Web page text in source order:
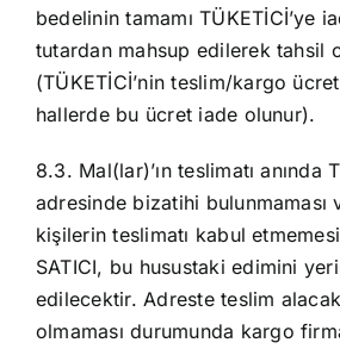
bedelinin tamamı TÜKETİCİ’ye
tutardan mahsup edilerek tahsil
(TÜKETİCİ’nin teslim/kargo
hallerde bu ücret iade olunur).
8.3. Mal(lar)’ın teslimatı anında
adresinde bizatihi bulunmaması
kişilerin teslimatı kabul
SATICI, bu husustaki edimini
edilecektir. Adreste teslim
olmaması durumunda kargo